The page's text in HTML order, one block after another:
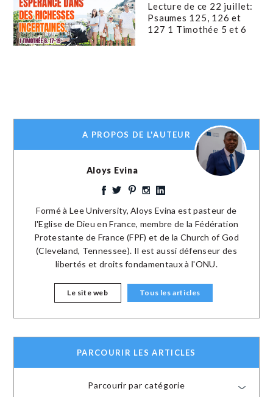
Lecture de ce 22 juillet:
Psaumes 125, 126 et
127 1 Timothée 5 et 6
A PROPOS DE L'AUTEUR
Aloys Evina
Formé à Lee University, Aloys Evina est pasteur de
l'Eglise de Dieu en France, membre de la Fédération
Protestante de France (FPF) et de la Church of God
(Cleveland, Tennessee). Il est aussi défenseur des
libertés et droits fondamentaux à l'ONU.
Le site web Tous les articles
PARCOURIR LES ARTICLES
Parcourir par catégorie